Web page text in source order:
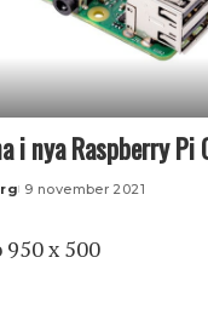
i nya Raspberry Pi
9 november 2021